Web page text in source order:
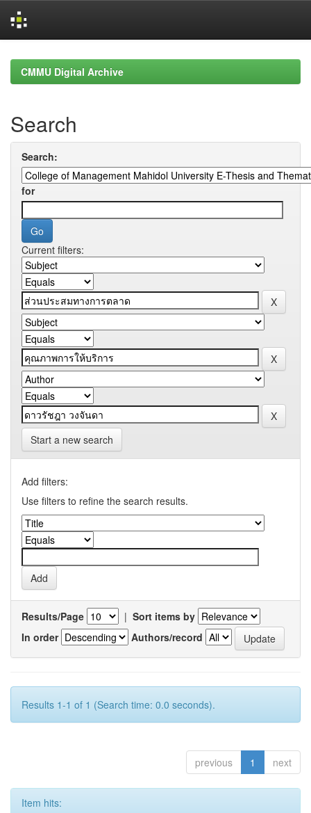
navigationCMMU Digital Archive
Search
Search:
for
Current filters:
Start a new search
Add filters:
Use filters to refine the search results.
Results/Page | Sort items by
In order
Authors/record
Results 1-1 of 1 (Search time: 0.0 seconds).
previous 1 next
Item hits: